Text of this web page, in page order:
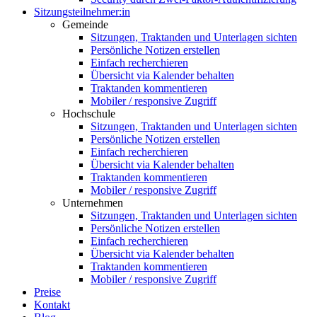
Sitzungsteilnehmer:in
Gemeinde
Sitzungen, Traktanden und Unterlagen sichten
Persönliche Notizen erstellen
Einfach recherchieren
Übersicht via Kalender behalten
Traktanden kommentieren
Mobiler / responsive Zugriff
Hochschule
Sitzungen, Traktanden und Unterlagen sichten
Persönliche Notizen erstellen
Einfach recherchieren
Übersicht via Kalender behalten
Traktanden kommentieren
Mobiler / responsive Zugriff
Unternehmen
Sitzungen, Traktanden und Unterlagen sichten
Persönliche Notizen erstellen
Einfach recherchieren
Übersicht via Kalender behalten
Traktanden kommentieren
Mobiler / responsive Zugriff
Preise
Kontakt